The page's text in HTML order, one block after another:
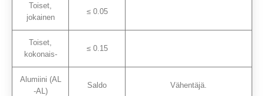
Toiset,
jokainen
≤ 0.05
Toiset,
kokonais-
≤ 0.15
Alumiini (AL
-AL)
Saldo Vähentäjä.